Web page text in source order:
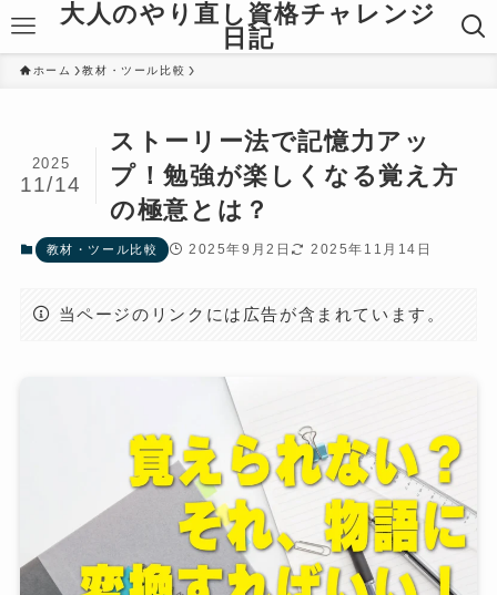
大人のやり直し資格チャレンジ
日記
ホーム 教材・ツール比較
ストーリー法で記憶力アッ
プ！勉強が楽しくなる覚え方
の極意とは？
2025
11/14
教材・ツール比較 2025年9月2日 2025年11月14日
当ページのリンクには広告が含まれています。